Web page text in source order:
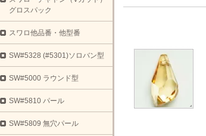
グロスパック
スワロ他品番・他型番
SW#5328 (#5301)ソロバン型
SW#5000 ラウンド型
SW#5810 パール
SW#5809 無穴パール